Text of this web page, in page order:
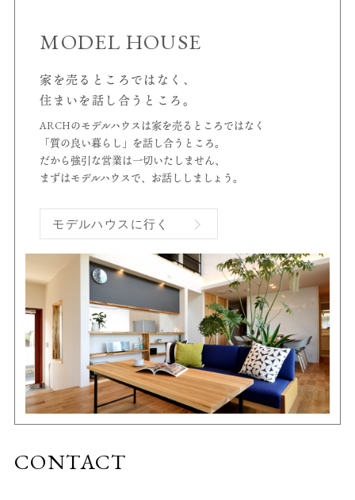
MODEL HOUSE
家を売るところではなく、
住まいを話し合うところ。
ARCHのモデルハウスは家を売るところではなく
「質の良い暮らし」を話し合うところ。
だから強引な営業は一切いたしません、
まずはモデルハウスで、お話ししましょう。
モデルハウスに行く
CONTACT